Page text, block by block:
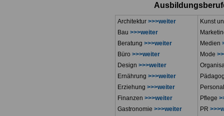
Architektur >>>weiter
Bau >>>weiter
Beratung >>>weiter
Büro >>>weiter
Design >>>weiter
Ernährung >>>weiter
Erziehung >>>weiter
Finanzen >>>weiter
Gastronomie >>>weiter
Kunst
Medien
Mode
Pflege
PR